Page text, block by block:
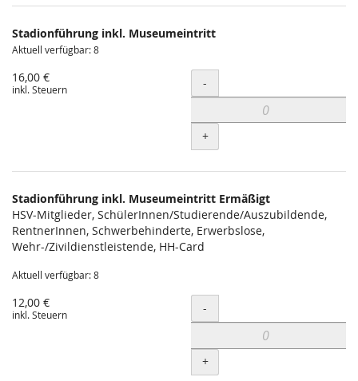
Produkte
Unkategorisierte
Produkte
Stadionführung inkl. Museumeintritt
Aktuell verfügbar: 8
16,00 €
inkl. Steuern Menge
-
+
Stadionführung inkl. Museumeintritt Ermäßigt
HSV-Mitglieder, SchülerInnen/Studierende/Auszubildende,
RentnerInnen, Schwerbehinderte, Erwerbslose,
Wehr-/Zivildienstleistende, HH-Card
Aktuell verfügbar: 8
12,00 €
inkl. Steuern Menge
-
+